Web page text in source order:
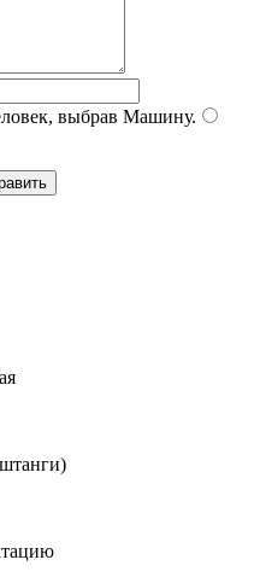
выбрав Машину.